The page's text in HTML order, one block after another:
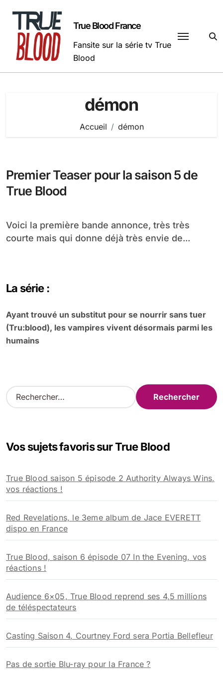
contenu
True Blood France
Fansite sur la série tv True
Blood
démon
Accueil démon
Premier Teaser pour la saison 5 de
True Blood
Voici la première bande annonce, très très
courte mais qui donne déjà très envie de...
La série :
Ayant trouvé un substitut pour se nourrir sans tuer
(Tru:blood), les vampires vivent désormais parmi les
humains
R
e
r
e
r
Vos sujets favoris sur True Blood
True Blood saison 5 épisode 2 Authority Always Wins,
vos réactions !
Red Revelations, le 3eme album de Jace EVERETT
dispo en France
True Blood, saison 6 épisode 07 In the Evening, vos
réactions !
Audience 6×05, True Blood reprend ses 4,5 millions
de téléspectateurs
Casting Saison 4, Courtney Ford sera Portia Bellefleur
Pas de sortie Blu-ray pour la France ?